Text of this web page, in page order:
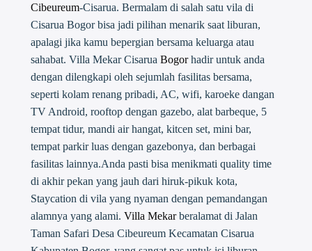
Cibeureum-Cisarua. Bermalam di salah satu vila di
Cisarua Bogor bisa jadi pilihan menarik saat liburan,
apalagi jika kamu bepergian bersama keluarga atau
sahabat. Villa Mekar Cisarua Bogorhadir untuk anda
dengan dilengkapi oleh sejumlah fasilitas bersama,
seperti kolam renang pribadi, AC, wifi, karoeke dangan
TV Android, rooftop dengan gazebo, alat barbeque, 5
tempat tidur, mandi air hangat, kitcen set, mini bar,
tempat parkir luas dengan gazebonya, dan berbagai
fasilitas lainnya.Anda pasti bisa menikmati quality time
di akhir pekan yang jauh dari hiruk-pikuk kota,
Staycation di vila yang nyaman dengan pemandangan
alamnya yang alami. Villa Mekarberalamat di Jalan
Taman Safari Desa Cibeureum Kecamatan Cisarua